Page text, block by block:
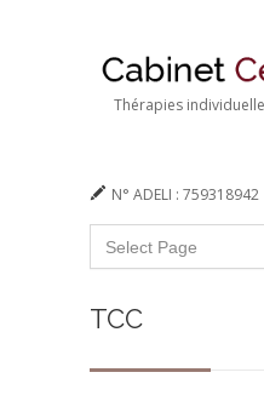
Thérapies
N° ADELI : 759318942
TCC